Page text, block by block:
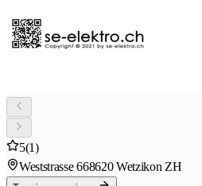
5(1)
Weststrasse 668620 Wetzikon ZH